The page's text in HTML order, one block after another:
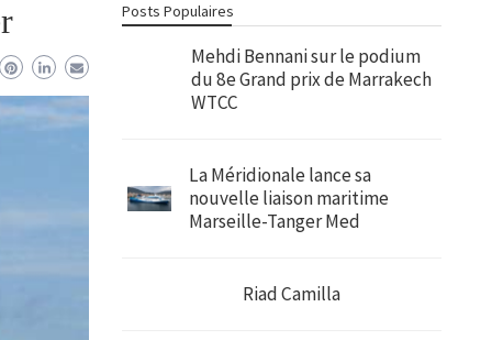
Posts Populaires
Mehdi Bennani sur le podium
du 8e Grand prix de Marrakech
WTCC
La Méridionale lance sa
nouvelle liaison maritime
Marseille-Tanger Med
Riad Camilla